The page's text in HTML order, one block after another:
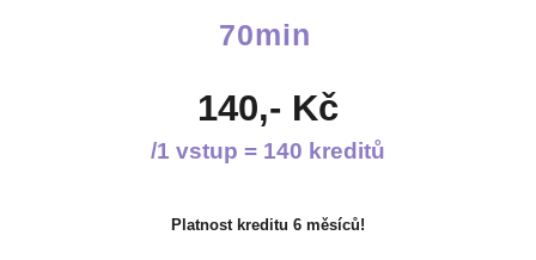
70min
140,- Kč
/1 vstup = 140 kreditů
Platnost kreditu 6 měsíců!